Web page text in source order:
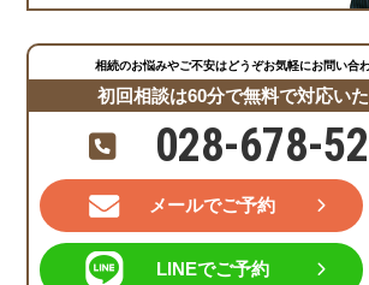
相続のお悩みやご不安はどうぞお気軽にお問い合
初回相談は60分で無料で対応いた
028-678-
メールでご予約
LINEでご予約